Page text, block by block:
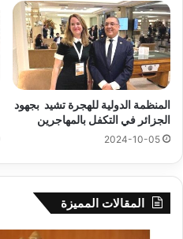
المنظمة الدولية للهجرة تشيد بجهود
الجزائر في التكفل بالمهاجرين
2024-10-05
المقالات المميزة